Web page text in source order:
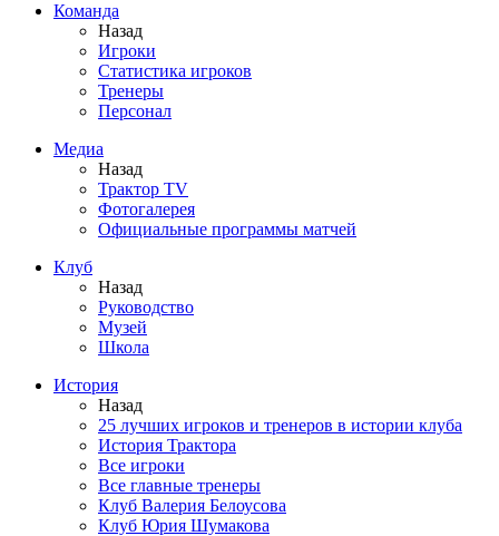
Команда
Назад
Игроки
Статистика игроков
Тренеры
Персонал
Медиа
Назад
Трактор TV
Фотогалерея
Официальные программы матчей
Клуб
Назад
Руководство
Музей
Школа
История
Назад
25 лучших игроков и тренеров в истории клуба
История Трактора
Все игроки
Все главные тренеры
Клуб Валерия Белоусова
Клуб Юрия Шумакова